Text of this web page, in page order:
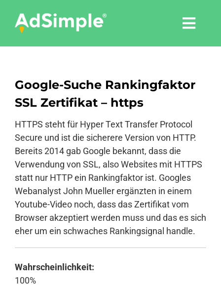
content
Tools
Pressemitteilungen
Shop
Agentur
Blog
Google-Suche Rankingfaktor
SSL Zertifikat – https
HTTPS steht für Hyper Text Transfer Protocol
Secure und ist die sicherere Version von HTTP.
Bereits 2014 gab Google bekannt, dass die
Verwendung von SSL, also Websites mit HTTPS
statt nur HTTP ein Rankingfaktor ist. Googles
Webanalyst John Mueller ergänzten in einem
Youtube-Video noch, dass das Zertifikat vom
Browser akzeptiert werden muss und das es sich
eher um ein schwaches Rankingsignal handle.
Wahrscheinlichkeit:
100%